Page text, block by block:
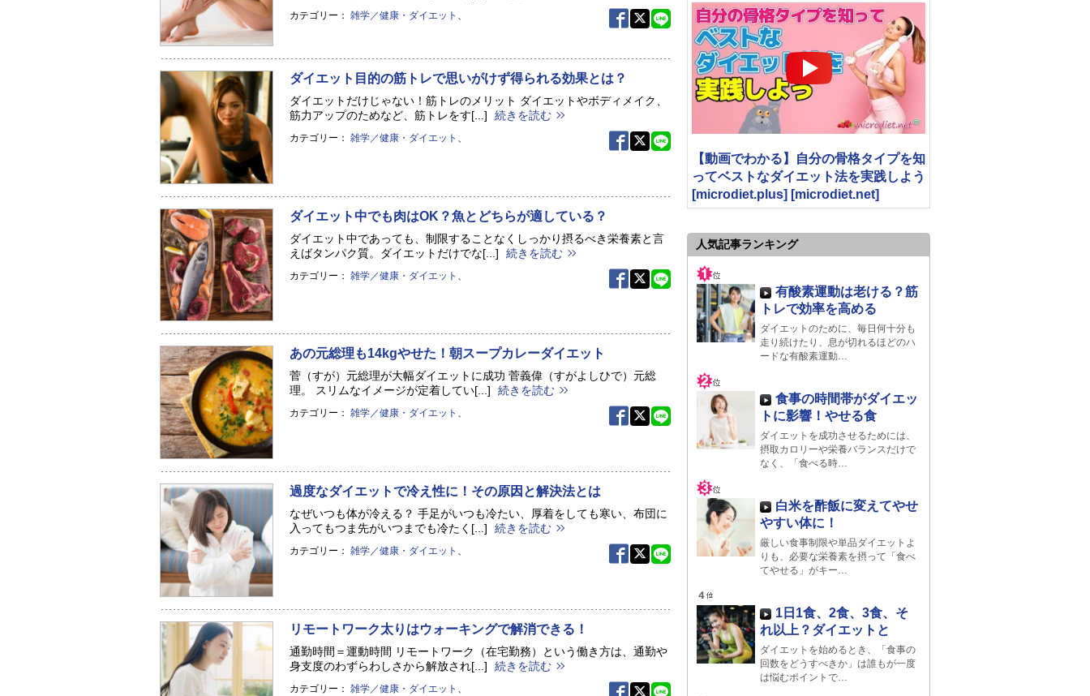
カテゴリー：雑学／健康・ダイエット 、
ダイエット目的の筋トレで思いがけず得られる効果とは？
ダイエットだけじゃない！筋トレのメリット ダイエットやボディメイク、
筋力アップのためなど、筋トレをす[...]
続きを読む
カテゴリー：雑学／健康・ダイエット
ダイエット中でも肉はOK？魚とどちらが適している？
ダイエット中であっても、制限することなくしっかり摂るべき栄養素と言
えばタンパク質。ダイエットだけでな[...]
続きを読む
カテゴリー：雑学／健康・ダイエット
あの元総理も14kgやせた！朝スープカレーダイエット
菅（すが）元総理が大幅ダイエットに成功 菅義偉（すがよしひで）元総
理。 スリムなイメージが定着してい[...]
続きを読む
カテゴリー：雑学／健康・ダイエット 、
過度なダイエットで冷え性に！その原因と解決法とは
なぜいつも体が冷える？ 手足がいつも冷たい、厚着をしても寒い、布団に
入ってもつま先がいつまでも冷たく[...]
続きを読む
カテゴリー：雑学／健康・ダイエット 、
リモートワーク太りはウォーキングで解消できる！
通勤時間＝運動時間 リモートワーク（在宅勤務）という働き方は、通勤や
身支度のわずらわしさから解放され[...]
続きを読む
カテゴリー：雑学／健康・ダイエット 、
【動画でわかる】自分の骨格タイプを知
ってベストなダイエット法を実践しよう
[microdiet.plus] [microdiet.net]
人気記事ランキング
有酸素運動は老ける？筋
トレで効率を高める
ダイエットのために、毎日何十分も
走り続けたり、息が切れるほどのハ
ードな有酸素運動…
食事の時間帯がダイエッ
トに影響！やせる食
ダイエットを成功させるためには、
摂取カロリーや栄養バランスだけで
なく、「食べる時…
白米を酢飯に変えてやせ
やすい体に！
厳しい食事制限や単品ダイエットよ
りも、必要な栄養素を摂って「食べ
てやせる」がキー…
1日1食、2食、3食、そ
れ以上？ダイエットと
ダイエットを始めるとき、「食事の
回数をどうすべきか」は誰もが一度
は悩むポイントで…